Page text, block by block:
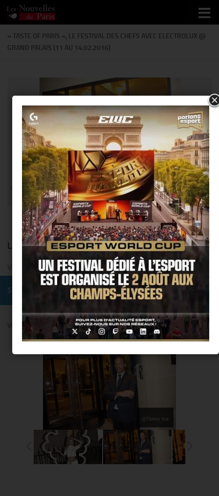
Skip to content
« TASTE OF PARIS », LE FESTIVAL DES CHEFS AVEC ELECTROLUX @
GRAND PALAIS (11 AU 14.02.2016)
@Thierry Ker
LAISSER UN COMMENTAIRE
Vous devez vous connecterpour publier un commentaire.
SUIVRE :
VENDANGES MONTAIGNE BY COMITÉ MONTAIGNE
@Thierry Ker